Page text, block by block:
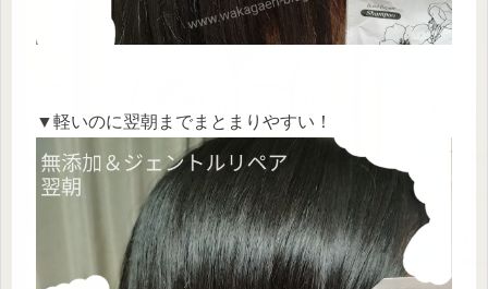
▼軽いのに翌朝までまとまりやすい！